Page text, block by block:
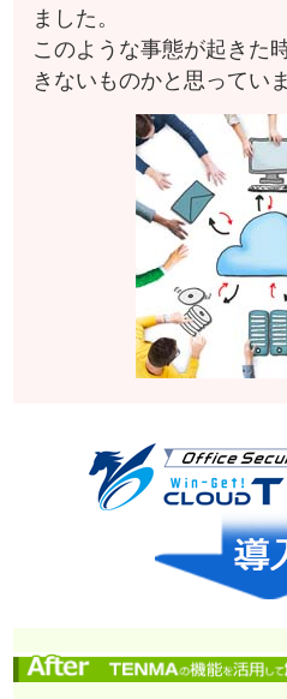
ました。
このような事態が起きた
きないものかと思ってい